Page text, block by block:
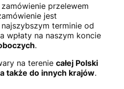
przelewem
jest
terminie od
wpłaty na naszym koncie
.
na terenie całej Polski
a także do innych krajów.